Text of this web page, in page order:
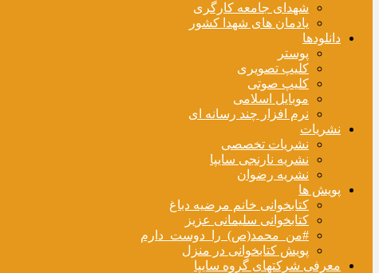
شهدای جامعه کارگری
یادمان های شهدا کشور
دانلودها
پوستر
کلیپ تصویری
کلیپ صوتی
موبایل اسلامی
نرم افزار چند رسانه ای
نشریات
نشریات تخصصی
نشریه نارنجی سایپا
نشریه رضوان
پویش ها
کتابخوانی خانم مرضیه دباغ
کتابخوانی سلیمانی عزیز
#من_محمد(ص)_را_دوست_دارم
پویش کتابخوانی در منزل
معرفی شرکتهای گروه سایپا